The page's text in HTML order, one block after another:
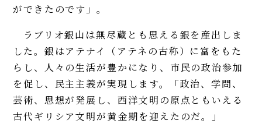
ができたのです」。
ラブリオ銀山は無尽蔵とも思える銀を産出しま
した。銀はアテナイ（アテネの古称）に富をもた
らし、人々の生活が豊かになり、市民の政治参加
を促し、民主主義が実現します。「政治、学問、
芸術、思想が発展し、西洋文明の原点ともいえる
古代ギリシア文明が黄金期を迎えたのだ。」